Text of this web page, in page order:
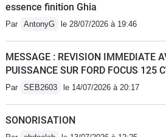
essence finition Ghia
Par AntonyG le 28/07/2026 à 19:46
MESSAGE : REVISION IMMEDIATE
PUISSANCE SUR FORD FOCUS 125
Par SEB2603 le 14/07/2026 à 20:17
SONORISATION